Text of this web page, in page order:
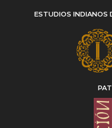
ESTUDIOS INDIANOS